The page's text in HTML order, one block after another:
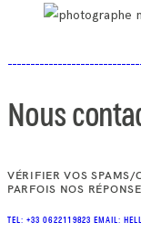
Nous
VÉRIFIER VOS SPAMS/
PARFOIS NOS
TEL: +33 0622119823 EMAIL: